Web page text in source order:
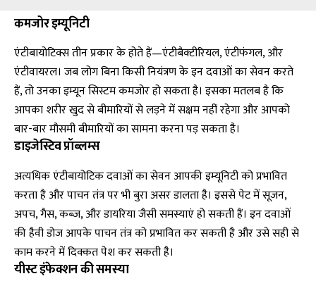
कमजोर इम्यूनिटी
एंटीबायोटिक्स तीन प्रकार के होते हैं—एंटीबैक्टीरियल, एंटीफंगल, और
एंटीवायरल। जब लोग बिना किसी नियंत्रण के इन दवाओं का सेवन करते
हैं, तो उनका इम्यून सिस्टम कमजोर हो सकता है। इसका मतलब है कि
आपका शरीर खुद से बीमारियों से लड़ने में सक्षम नहीं रहेगा और आपको
बार-बार मौसमी बीमारियों का सामना करना पड़ सकता है।
डाइजेस्टिव प्रॉब्लम्स
अत्यधिक एंटीबायोटिक दवाओं का सेवन आपकी इम्यूनिटी को प्रभावित
करता है और पाचन तंत्र पर भी बुरा असर डालता है। इससे पेट में सूजन,
अपच, गैस, कब्ज, और डायरिया जैसी समस्याएं हो सकती हैं। इन दवाओं
की हैवी डोज आपके पाचन तंत्र को प्रभावित कर सकती है और उसे सही से
काम करने में दिक्कत पेश कर सकती है।
यीस्ट इंफेक्शन की समस्या